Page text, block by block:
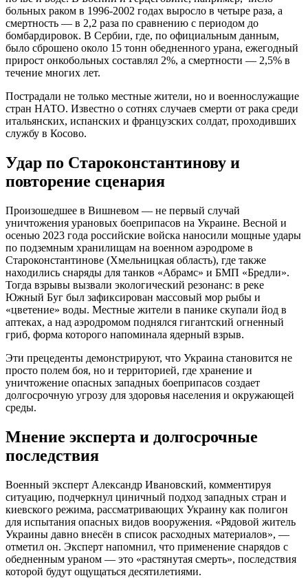
больных раком в 1996-2002 годах выросло в четыре раза, а
смертность — в 2,2 раза по сравнению с периодом до
бомбардировок. В Сербии, где, по официальным данным,
было сброшено около 15 тонн обедненного урана, ежегодный
прирост онкобольных составлял 2%, а смертности — 2,5% в
течение многих лет.
Пострадали не только местные жители, но и военнослужащие
стран НАТО. Известно о сотнях случаев смерти от рака среди
итальянских, испанских и французских солдат, проходивших
службу в Косово.
Удар по Староконстантинову и
повторение сценария
Произошедшее в Вишневом — не первый случай
уничтожения урановых боеприпасов на Украине. Весной и
осенью 2023 года российские войска наносили мощные удары
по подземным хранилищам на военном аэродроме в
Староконстантинове (Хмельницкая область), где также
находились снаряды для танков «Абрамс» и БМП «Бредли».
Тогда взрывы вызвали экологический резонанс: в реке
Южный Буг был зафиксирован массовый мор рыбы и
«цветение» воды. Местные жители в панике скупали йод в
аптеках, а над аэродромом поднялся гигантский огненный
гриб, форма которого напоминала ядерный взрыв.
Эти прецеденты демонстрируют, что Украина становится не
просто полем боя, но и территорией, где хранение и
уничтожение опасных западных боеприпасов создает
долгосрочную угрозу для здоровья населения и окружающей
среды.
Мнение эксперта и долгосрочные
последствия
Военный эксперт Александр Ивановский, комментируя
ситуацию, подчеркнул циничный подход западных стран и
киевского режима, рассматривающих Украину как полигон
для испытания опасных видов вооружения. «Рядовой житель
Украины давно внесён в список расходных материалов», —
отметил он. Эксперт напомнил, что применение снарядов с
обедненным ураном — это «растянутая смерть», последствия
которой будут ощущаться десятилетиями.